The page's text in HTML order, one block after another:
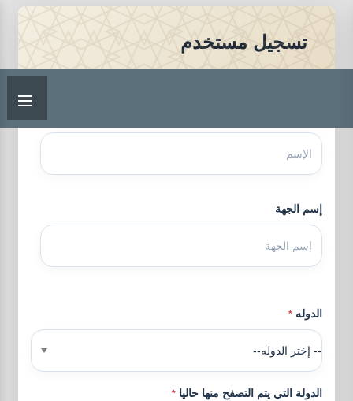
تسجيل مستخدم
إسم الجهة
الدوله*
-- إختر الدوله--
الدولة التي يتم التصفح منها حاليا*